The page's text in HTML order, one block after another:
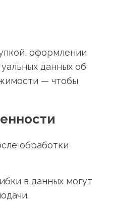
оформлении
данных об
— чтобы
обработки
в данных могут